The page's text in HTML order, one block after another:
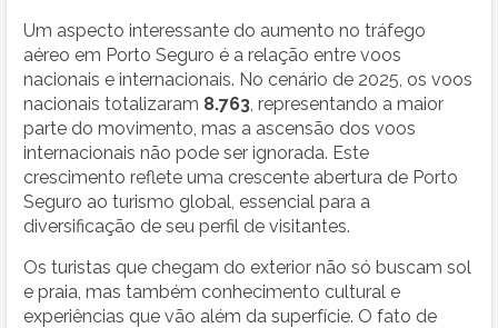
Um aspecto interessante do aumento no tráfego
aéreo em Porto Seguro é a relação entre voos
nacionais e internacionais. No cenário de 2025, os voos
nacionais totalizaram 8.763 , representando a maior
parte do movimento, mas a ascensão dos voos
internacionais não pode ser ignorada. Este
crescimento reflete uma crescente abertura de Porto
Seguro ao turismo global, essencial para a
diversificação de seu perfil de visitantes.
Os turistas que chegam do exterior não só buscam sol
e praia, mas também conhecimento cultural e
experiências que vão além da superfície. O fato de